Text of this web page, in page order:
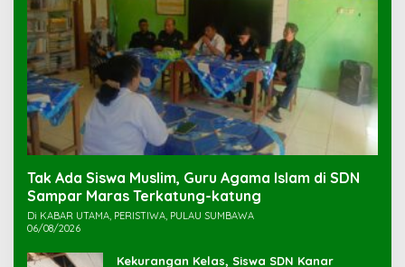
Tak Ada Siswa Muslim, Guru Agama Islam di SDN
Sampar Maras Terkatung-katung ‎
Di KABAR UTAMA, PERISTIWA, PULAU SUMBAWA
06/08/2026
Kekurangan Kelas, Siswa SDN Kanar